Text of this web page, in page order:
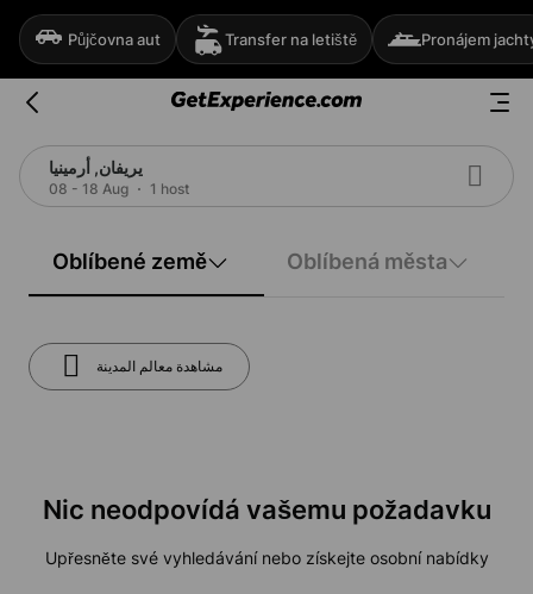
Půjčovna aut Transfer na letiště Pronájem
يريفان, أرمينيا
08 - 18 Aug 1 host
Oblíbené země Oblíbená města
مشاهدة معالم المدينة
Nic neodpovídá vašemu požadavku
Upřesněte své vyhledávání nebo získejte osobní nabídky